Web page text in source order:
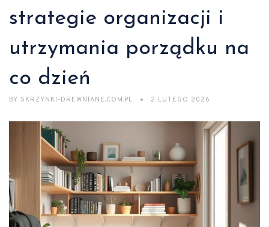
strategie organizacji i
utrzymania porządku na
co dzień
BY SKRZYNKI-DREWNIANE.COM.PL 2 LUTEGO 2026